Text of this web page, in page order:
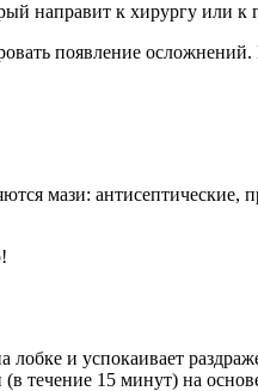
направит к хирургу или к
появление
мази: антисептические,
и успокаивает
течение 15 минут) на